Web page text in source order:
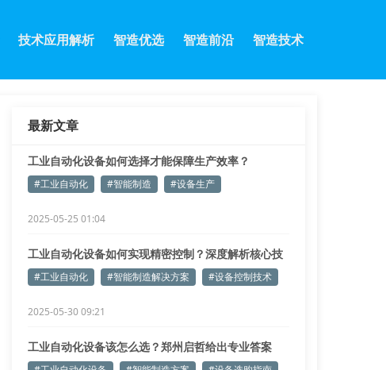
技术应用解析 智造优选 智造前沿 智造技术
最新文章
工业自动化设备如何选择才能保障生产效率？
#工业自动化 #智能制造 #设备生产
2025-05-25 01:04
工业自动化设备如何实现精密控制？深度解析核心技
术#工业自动化 #智能制造解决方案 #设备控制技术
2025-05-30 09:21
工业自动化设备该怎么选？郑州启哲给出专业答案